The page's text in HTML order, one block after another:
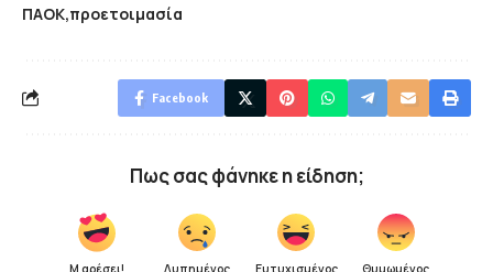
ΠΑΟΚ προετοιμασία
Facebook
Πως σας φάνηκε η είδηση;
Μ αρέσει! Λυπημένος Ευτυχισμένος Θυμωμένος